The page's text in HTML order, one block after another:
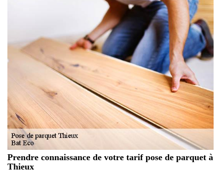
Prendre connaissance de votre tarif pose de parquet à
Thieux